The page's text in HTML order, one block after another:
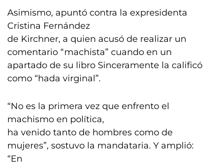
Asimismo, apuntó contra la expresidenta
Cristina Fernández
de Kirchner, a quien acusó de realizar un
comentario “machista” cuando en un
apartado de su libro Sinceramente la calificó
como “hada virginal”.
“No es la primera vez que enfrento el
machismo en política,
ha venido tanto de hombres como de
mujeres”, sostuvo la mandataria. Y amplió:
“En